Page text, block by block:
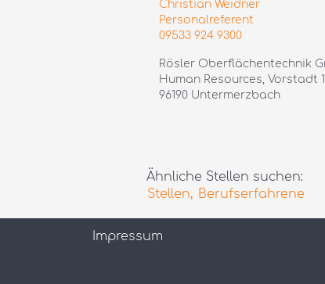
Christian Weidner
Personalreferent
09533 924 9300
Rösler Oberflächentechnik
Human Resources, Vorstadt 1
96190 Untermerzbach
Ähnliche Stellen suchen:
Stellen, Berufserfahrene
Impressum